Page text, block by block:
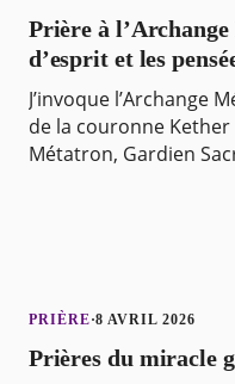
Prière à
d’esprit et les
J’invoque l’Archange
de la couronne Kether
Métatron, Gardien
PRIÈRE·8 AVRIL 2026
Prières du miracle